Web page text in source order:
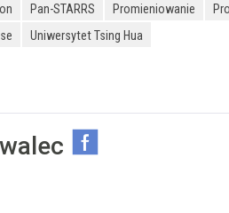
Pan-STARRS Promieniowanie
Uniwersytet Tsing Hua